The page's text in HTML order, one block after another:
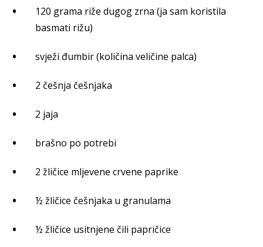
120 grama riže dugog zrna (ja sam koristila
basmati rižu)
svježi đumbir (količina veličine palca)
2 češnja češnjaka
2 jaja
brašno po potrebi
2 žličice mljevene crvene paprike
½ žličice češnjaka u granulama
½ žličice usitnjene čili papričice